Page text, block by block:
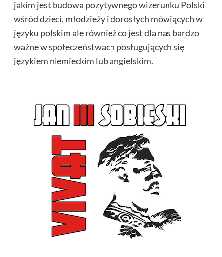
jakim jest budowa pozytywnego wizerunku Polski
wśród dzieci, młodzieży i dorosłych mówiących w
języku polskim ale również co jest dla nas bardzo
ważne w społeczeństwach posługujących się
językiem niemieckim lub angielskim.